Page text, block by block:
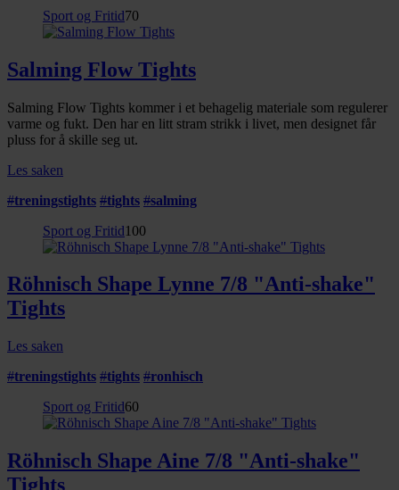
Sport og Fritid70
Salming Flow Tights
Salming Flow Tights kommer i et behagelig materiale som regulerer
varme og fukt. Den har en litt stram strikk i livet, men designet får
pluss for å skille seg ut.
Les saken
#treningstights #tights #salming
Sport og Fritid100
Röhnisch Shape Lynne 7/8 "Anti-shake"
Tights
Les saken
#treningstights #tights #ronhisch
Sport og Fritid60
Röhnisch Shape Aine 7/8 "Anti-shake"
Tights